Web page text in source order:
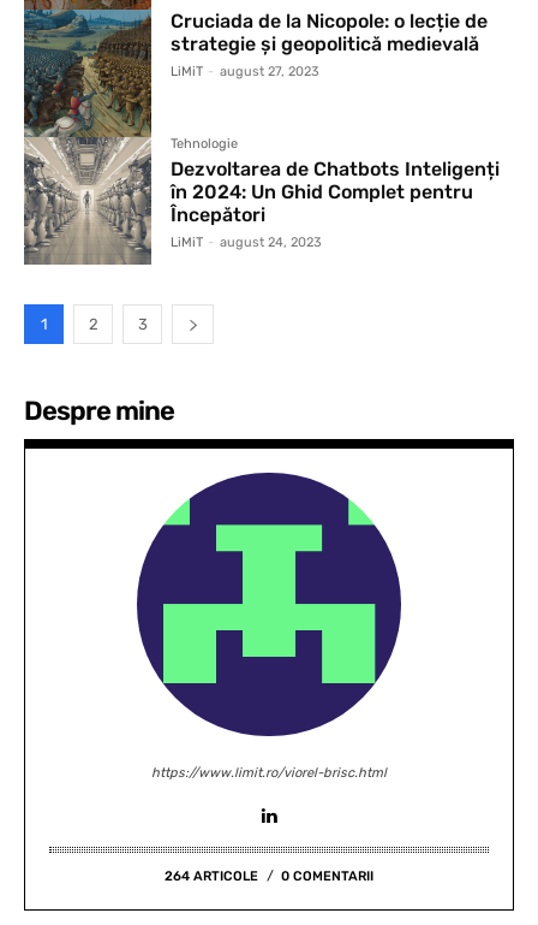
Cruciada de la Nicopole: o lecție de
strategie și geopolitică medievală
LiMiT - august 27, 2023
Tehnologie
Dezvoltarea de Chatbots Inteligenți
în 2024: Un Ghid Complet pentru
Începători
LiMiT - august 24, 2023
1 2 3
Despre mine
https://www.limit.ro/viorel-brisc.html
264 ARTICOLE 0 COMENTARII